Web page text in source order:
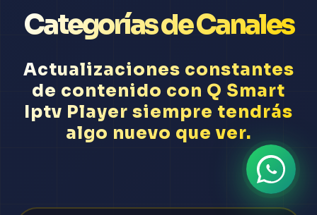
Categorías de Canales
Actualizaciones constantes
de contenido con Q Smart
Iptv Player siempre tendrás
algo nuevo que ver.